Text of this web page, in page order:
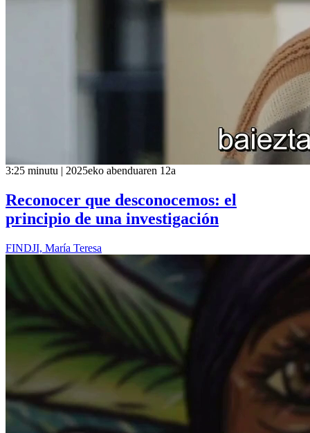
3:25 minutu | 2025eko abenduaren 12a
Reconocer que desconocemos: el
principio de una investigación
FINDJI, María Teresa